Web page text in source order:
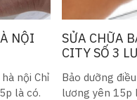
NỘI
nội Chỉ
là có.
SỬA CHỮA
CITY SỐ 3
Bảo dưỡng
lương yên 15p